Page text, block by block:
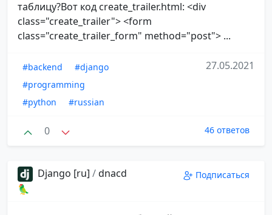
таблицу?Вот код create_trailer.html: <div
class="create_trailer"> <form
class="create_trailer_form" method="post"> ...
#backend
#django
#programming
#python
#russian
27.05.2021
0 46 ответов
Django [ru] /dnacd
🦜
Подписаться